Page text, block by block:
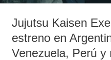
Jujutsu Kaisen
estreno en
Venezuela, Perú y
y
más!